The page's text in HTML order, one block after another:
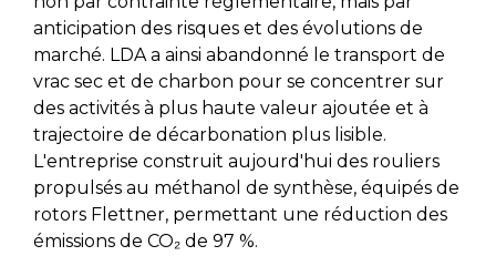
anticipation des risques et des évolutions de
marché. LDA a ainsi abandonné le transport de
vrac sec et de charbon pour se concentrer sur
des activités à plus haute valeur ajoutée et à
trajectoire de décarbonation plus lisible.
L'entreprise construit aujourd'hui des rouliers
propulsés au méthanol de synthèse, équipés de
rotors Flettner, permettant une réduction des
émissions de CO₂ de 97 %.